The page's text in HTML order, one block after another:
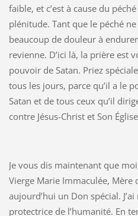
faible, et c’est à cause du
plénitude. Tant que le péché
beaucoup de douleur à
revienne. D’ici là, la prière est
pouvoir de Satan. Priez
tous les jours, parce qu’il a le
Satan et de tous ceux qu’il
contre Jésus-Christ et Son
Je vous dis maintenant que
Vierge Marie Immaculée, Mère
aujourd’hui un Don spécial.
protectrice de l’humanité. En